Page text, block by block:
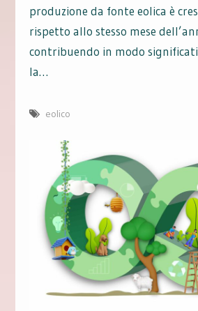
produzione da fonte eolica è
rispetto allo stesso mese
contribuendo in modo
la…
eolico